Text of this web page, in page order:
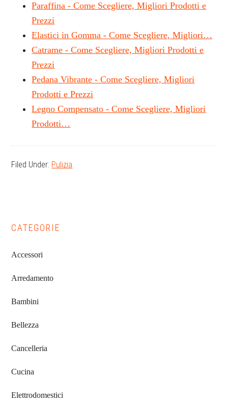
Paraffina - Come Scegliere, Migliori Prodotti e
Prezzi
Elastici in Gomma - Come Scegliere, Migliori…
Catrame - Come Scegliere, Migliori Prodotti e
Prezzi
Pedana Vibrante - Come Scegliere, Migliori
Prodotti e Prezzi
Legno Compensato - Come Scegliere, Migliori
Prodotti…
Filed Under: Pulizia
Primary
Sidebar
CATEGORIE
Accessori
Arredamento
Bambini
Bellezza
Cancelleria
Cucina
Elettrodomestici